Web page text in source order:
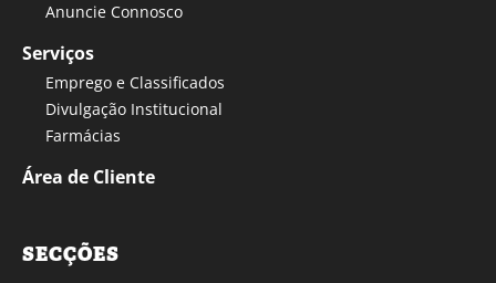
Anuncie Connosco
Serviços
Emprego e Classificados
Divulgação Institucional
Farmácias
Área de Cliente
SECÇÕES